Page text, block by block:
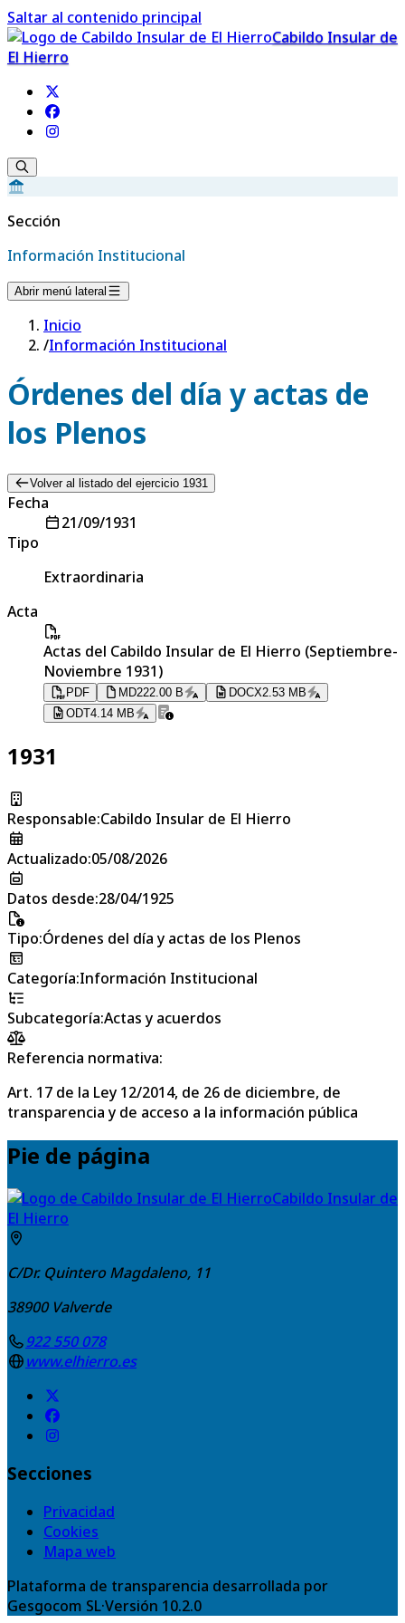
Saltar al contenido principal
Cabildo Insular de
El Hierro
Sección
Información Institucional
Abrir menú lateral
Inicio
/Información Institucional
Órdenes del día y actas de
los Plenos
Volver al listado del ejercicio 1931
Fecha
21/09/1931
Tipo
Extraordinaria
Acta
Actas del Cabildo Insular de El Hierro (Septiembre-
Noviembre 1931)
PDF MD222.00 B DOCX2.53 MB
ODT4.14 MB
1931
Responsable:Cabildo Insular de El Hierro
Actualizado:05/08/2026
Datos desde:28/04/1925
Tipo:Órdenes del día y actas de los Plenos
Categoría:Información Institucional
Subcategoría:Actas y acuerdos
Referencia normativa:
Art. 17 de la Ley 12/2014, de 26 de diciembre, de
transparencia y de acceso a la información pública
Pie de página
Cabildo Insular de
El Hierro
C/Dr. Quintero Magdaleno, 11
38900 Valverde
922 550 078
www.elhierro.es
Secciones
Privacidad
Cookies
Mapa web
Plataforma de transparencia desarrollada por
Gesgocom SL·Versión 10.2.0